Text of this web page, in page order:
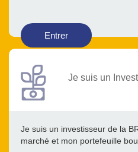
Entrer
Je suis un
Je suis un investisseur de la
marché et mon portefeuille